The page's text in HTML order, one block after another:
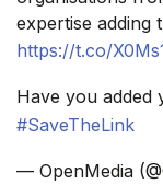
expertise adding
https://t.co/
Have you added
#SaveTheLink
— OpenMedia